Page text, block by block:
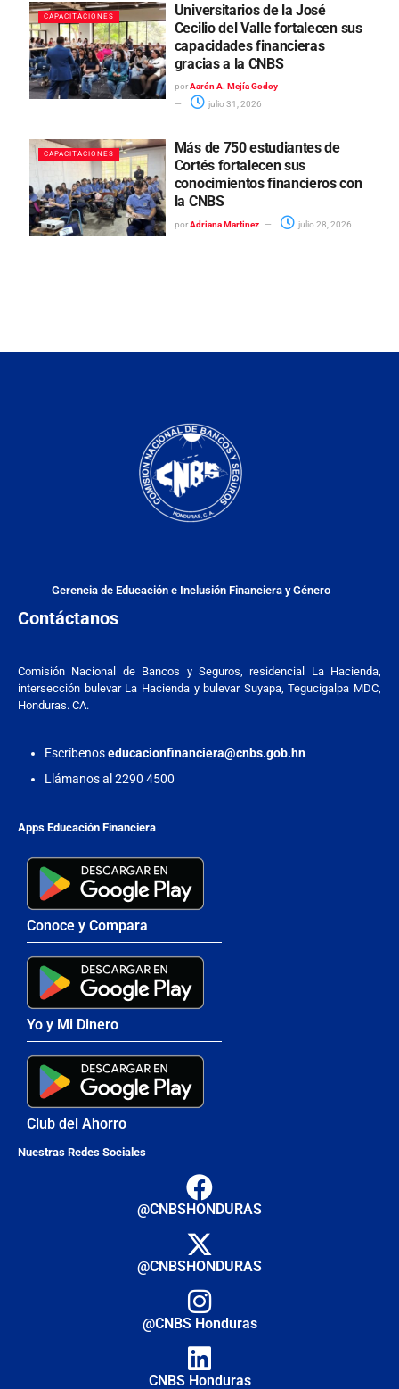
CAPACITACIONES
Universitarios de la José
Cecilio del Valle fortalecen sus
capacidades financieras
gracias a la CNBS
por Aarón A. Mejía Godoy
julio 31, 2026
CAPACITACIONES
Más de 750 estudiantes de
Cortés fortalecen sus
conocimientos financieros con
la CNBS
por Adriana Martinez julio 28, 2026
Gerencia de Educación e Inclusión Financiera y Género
Contáctanos
Comisión Nacional de Bancos y Seguros, residencial La Hacienda,
intersección bulevar La Hacienda y bulevar Suyapa, Tegucigalpa MDC,
Honduras. CA.
Escríbenoseducacionfinanciera@cnbs.gob.hn
Llámanos al 2290 4500
Apps Educación Financiera
Conoce y Compara
Yo y Mi Dinero
Club del Ahorro
Nuestras Redes Sociales
@CNBSHONDURAS
@CNBSHONDURAS
@CNBS Honduras
CNBS Honduras